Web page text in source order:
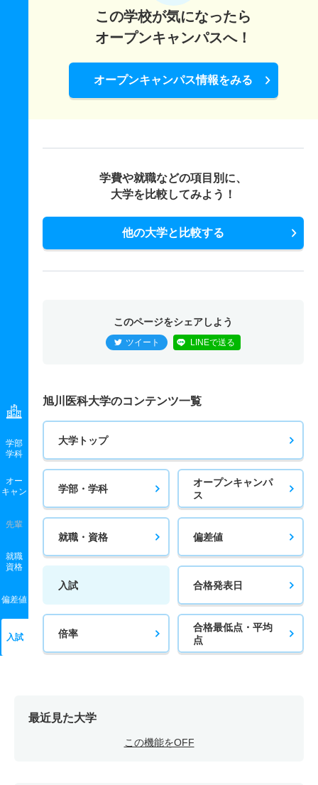
学部
学科
オー
キャン
先輩
就職
資格
偏差値
入試
この学校が気になったら
オープンキャンパスへ！
オープンキャンパス情報をみる
学費や就職などの項目別に、
大学を比較してみよう！
他の大学と比較する
このページをシェアしよう
ツイート LINEで送る
旭川医科大学のコンテンツ一覧
大学トップ
学部・学科
オープンキャンパ
ス
就職・資格 偏差値
入試 合格発表日
倍率
合格最低点・平均
点
最近見た大学
この機能をOFF